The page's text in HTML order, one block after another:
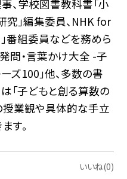
、学校図書教科書「小
究」編集委員、NHK for
番組委員などを務めら
問・言葉かけ大全 -子
ズ100」他、多数の書
「子どもと創る算数の
授業観や具体的な手立
す。
いいね(0)